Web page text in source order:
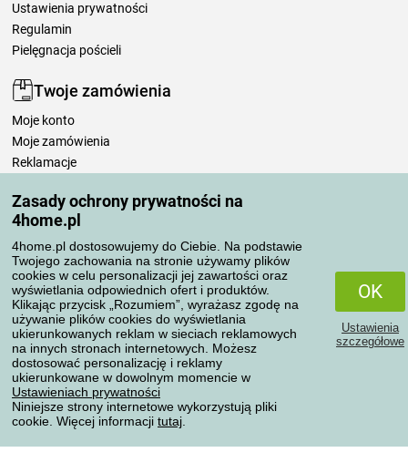
Zasady ochrony prywatności na
4home.pl
4home.pl dostosowujemy do Ciebie. Na podstawie
Twojego zachowania na stronie używamy plików
cookies w celu personalizacji jej zawartości oraz
wyświetlania odpowiednich ofert i produktów.
Klikając przycisk „Rozumiem”, wyrażasz zgodę na
używanie plików cookies do wyświetlania
ukierunkowanych reklam w sieciach reklamowych
na innych stronach internetowych. Możesz
dostosować personalizację i reklamy
ukierunkowane w dowolnym momencie w
Ustawieniach prywatności
Niniejsze strony internetowe wykorzystują pliki
cookie. Więcej informacji tutaj
OK
Ustawienia
szczegółowe
Ustawienia prywatności
Regulamin
Pielęgnacja pościeli
Twoje zamówienia
Moje konto
Moje zamówienia
Reklamacje
Zasady przetwarzania recenzji
Sposoby transportu
Metody płatności
Niezawodny sklep